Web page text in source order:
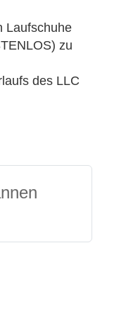
Laufschuhe
zu
des LLC